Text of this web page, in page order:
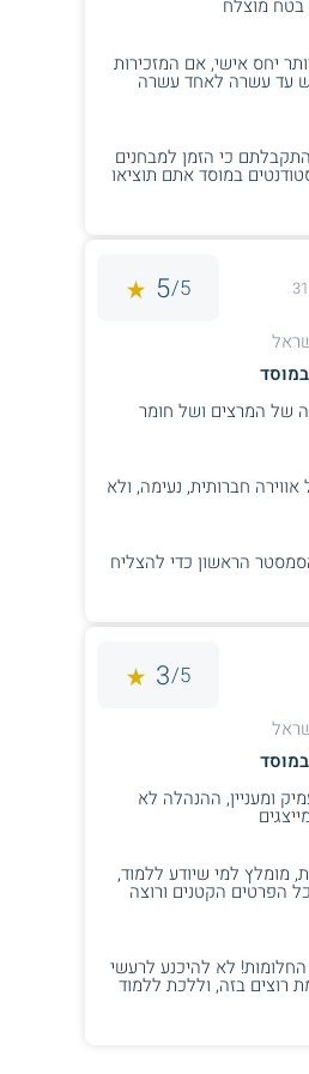
המידע עלולה להשתנות
כאן נכתב ונערך על ידי
ספק בין האתר למוסד
קשר מכל סוג שהוא.
- מכון טכנולוגי לישראל
מוצלח
יחס אישי, אם המזכירות
עד עשרה לאחד עשרה
כי הזמן למבחנים
במוסד אתם תוציאו
5/
5
של המרצים ושל חומר
חברותית, נעימה, ולא
הראשון כדי להצליח
5/
3
ומעניין, ההנהלה לא
מומלץ למי שיודע ללמוד,
הפרטים הקטנים ורוצה
לא להיכנע לרעשי
רוצים בזה, וללכת ללמוד